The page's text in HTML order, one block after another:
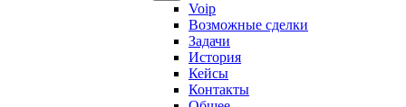
Voip
Возможные сделки
Задачи
История
Кейсы
Контакты